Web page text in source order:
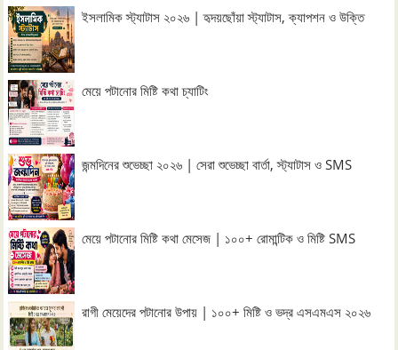
ইসলামিক স্ট্যাটাস ২০২৬ | হৃদয়ছোঁয়া স্ট্যাটাস, ক্যাপশন ও উক্তি
মেয়ে পটানোর মিষ্টি কথা চ্যাটিং
জন্মদিনের শুভেচ্ছা ২০২৬ | সেরা শুভেচ্ছা বার্তা, স্ট্যাটাস ও SMS
মেয়ে পটানোর মিষ্টি কথা মেসেজ | ১০০+ রোমান্টিক ও মিষ্টি SMS
রাগী মেয়েদের পটানোর উপায় | ১০০+ মিষ্টি ও ভদ্র এসএমএস ২০২৬